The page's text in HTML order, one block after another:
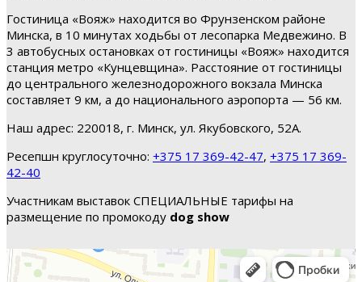
Гостиница «Вояж» находится во Фрунзенском районе
Минска, в 10 минутах ходьбы от лесопарка Медвежино. В
3 автобусных остановках от гостиницы «Вояж» находится
станция метро «Кунцевщина». Расстояние от гостиницы
до центрального железнодорожного вокзала Минска
составляет 9 км, а до национального аэропорта — 56 км.
Наш адрес: 220018, г. Минск, ул. Якубовского, 52А.
Ресепшн круглосуточно: +375 17 369-42-47, +375 17 369-
42-40
Участникам выставок СПЕЦИАЛЬНЫЕ тарифы на
размещение по промокоду dog show